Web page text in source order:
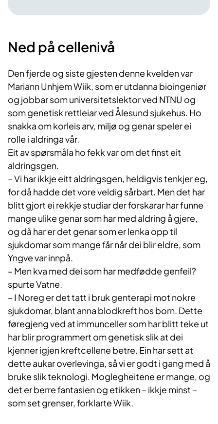
Ned på cellenivå
Den fjerde og siste gjesten denne kvelden var
Mariann Unhjem Wiik, som er utdanna bioingeniør
og jobbar som universitetslektor ved NTNU og
som genetisk rettleiar ved Ålesund sjukehus. Ho
snakka om korleis arv, miljø og genar speler ei
rolle i aldringa vår.
Eit av spørsmåla ho fekk var om det finst eit
aldringsgen.
– Vi har ikkje eitt aldringsgen, heldigvis tenkjer eg,
for då hadde det vore veldig sårbart. Men det har
blitt gjort ei rekkje studiar der forskarar har funne
mange ulike genar som har med aldring å gjere,
og då har er det genar som er lenka opp til
sjukdomar som mange får når dei blir eldre, som
Yngve var innpå.
– Men kva med dei som har medfødde genfeil?
spurte Vatne.
– I Noreg er det tatt i bruk genterapi mot nokre
sjukdomar, blant anna blodkreft hos born. Dette
føregjeng ved at immunceller som har blitt teke ut
har blir programmert om genetisk slik at dei
kjenner igjen kreftcellene betre. Ein har sett at
dette aukar overlevinga, så vi er godt i gang med å
bruke slik teknologi. Moglegheitene er mange, og
det er berre fantasien og etikken – ikkje minst –
som set grenser, forklarte Wiik.